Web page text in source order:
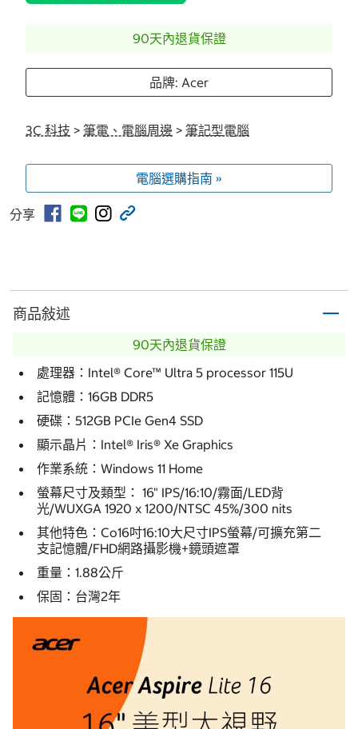
90天內退貨保證
品牌: Acer
3C 科技 > 筆電、電腦周邊 > 筆記型電腦
電腦選購指南 »
分享
商品敍述
90天內退貨保證
處理器：Intel® Core™ Ultra 5 processor 115U
記憶體：16GB DDR5
硬碟：512GB PCIe Gen4 SSD
顯示晶片：Intel® Iris® Xe Graphics
作業系統：Windows 11 Home
螢幕尺寸及類型： 16" IPS/16:10/霧面/LED背
光/WUXGA 1920 x 1200/NTSC 45%/300 nits
其他特色：Co16吋16:10大尺寸IPS螢幕/可擴充第二
支記憶體/FHD網路攝影機+鏡頭遮罩
重量：1.88公斤
保固：台灣2年